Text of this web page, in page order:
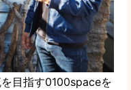
目指す0100spaceを